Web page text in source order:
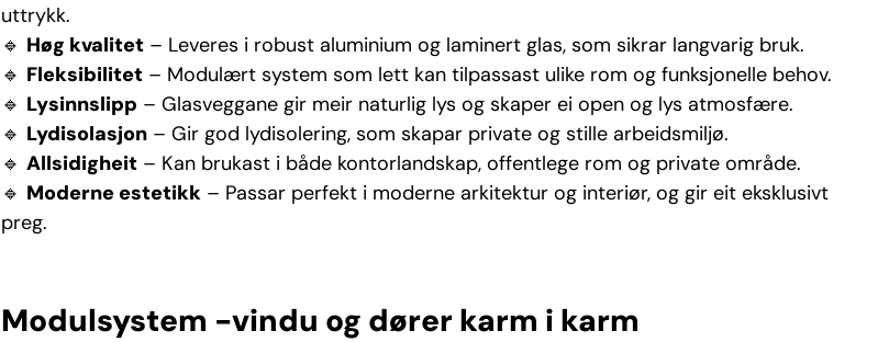
uttrykk.
🔹 Høg kvalitet– Leveres i robust aluminium og laminert glas, som sikrar langvarig bruk.
🔹 Fleksibilitet– Modulært system som lett kan tilpassast ulike rom og funksjonelle behov.
🔹 Lysinnslipp – Glasveggane gir meir naturlig lys og skaper ei open og lys atmosfære.
🔹 Lydisolasjon– Gir god lydisolering, som skapar private og stille arbeidsmiljø.
🔹 Allsidigheit– Kan brukast i både kontorlandskap, offentlege rom og private område.
🔹 Moderne estetikk– Passar perfekt i moderne arkitektur og interiør, og gir eit eksklusivt
preg.
Modulsystem -vindu og dører karm i karm